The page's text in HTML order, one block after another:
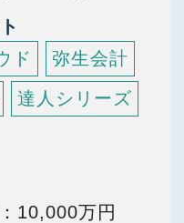
ド
弥生会計
達人シリーズ
10,000万円